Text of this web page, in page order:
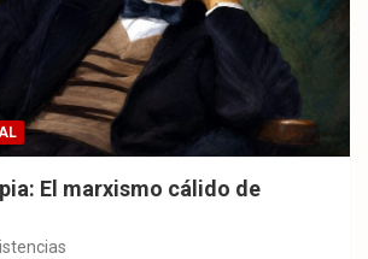
El marxismo cálido de